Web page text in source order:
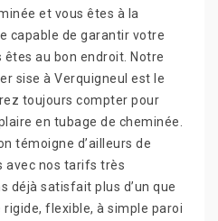
et vous êtes à la
capable de garantir votre
au bon endroit. Notre
sise à Verquigneul est le
toujours compter pour
en tubage de cheminée.
témoigne d’ailleurs de
avec nos tarifs très
déjà satisfait plus d’un que
flexible, à simple paroi